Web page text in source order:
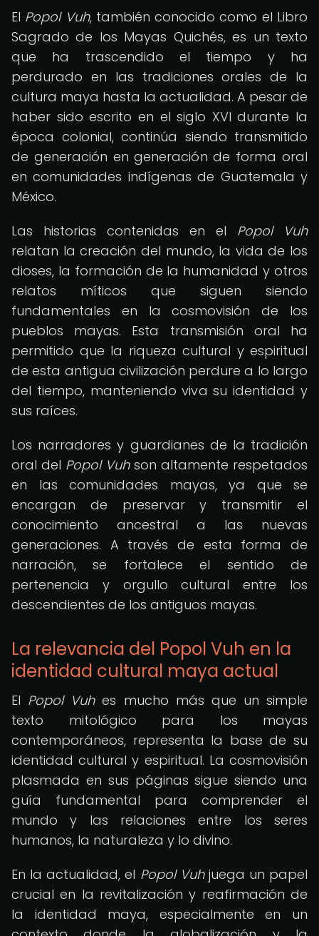
El Popol Vuh, también conocido como el Libro
Sagrado de los Mayas Quichés, es un texto
que ha trascendido el tiempo y ha
perdurado en las tradiciones orales de la
cultura maya hasta la actualidad. A pesar de
haber sido escrito en el siglo XVI durante la
época colonial, continúa siendo transmitido
de generación en generación de forma oral
en comunidades indígenas de Guatemala y
México.
Las historias contenidas en el Popol Vuh
relatan la creación del mundo, la vida de los
dioses, la formación de la humanidad y otros
relatos míticos que siguen siendo
fundamentales en la cosmovisión de los
pueblos mayas. Esta transmisión oral ha
permitido que la riqueza cultural y espiritual
de esta antigua civilización perdure a lo largo
del tiempo, manteniendo viva su identidad y
sus raíces.
Los narradores y guardianes de la tradición
oral del Popol Vuhson altamente respetados
en las comunidades mayas, ya que se
encargan de preservar y transmitir el
conocimiento ancestral a las nuevas
generaciones. A través de esta forma de
narración, se fortalece el sentido de
pertenencia y orgullo cultural entre los
descendientes de los antiguos mayas.
La relevancia del Popol Vuh en la
identidad cultural maya actual
El Popol Vuhes mucho más que un simple
texto mitológico para los mayas
contemporáneos, representa la base de su
identidad cultural y espiritual. La cosmovisión
plasmada en sus páginas sigue siendo una
guía fundamental para comprender el
mundo y las relaciones entre los seres
humanos, la naturaleza y lo divino.
En la actualidad, el Popol Vuhjuega un papel
crucial en la revitalización y reafirmación de
la identidad maya, especialmente en un